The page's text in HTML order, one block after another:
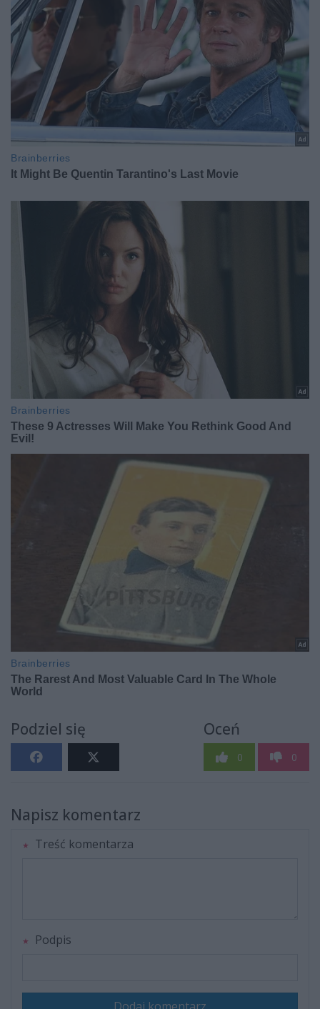
Podziel się Oceń
0 0
Napisz komentarz
Treść komentarza
Podpis